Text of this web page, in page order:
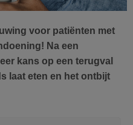
voor patiënten met
Na een
kans op een terugval
laat eten en het ontbijt